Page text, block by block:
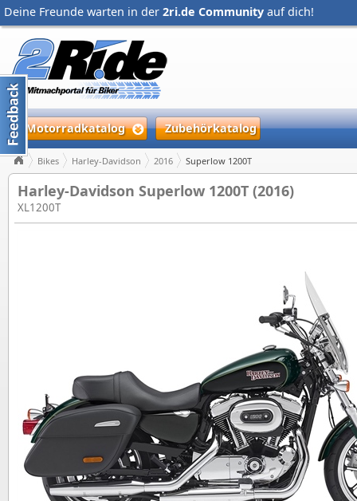
Deine Freunde warten in der 2ri.de Community auf dich!
Motorradkatalog Zubehörkatalog
Bikes Harley-Davidson 2016 Superlow 1200T
Harley-Davidson Superlow 1200T (2016)
XL1200T